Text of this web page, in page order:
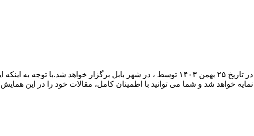
بیست و ششمین کنفرانس ملی مهندسی عمران، معماری و توسعه شهری در تاریخ ۲۵ بهمن ۱۴۰۳ توسط ، در
خواهد شد و شما می توانید با اطمینان کامل، مقالات خود را در این همایش